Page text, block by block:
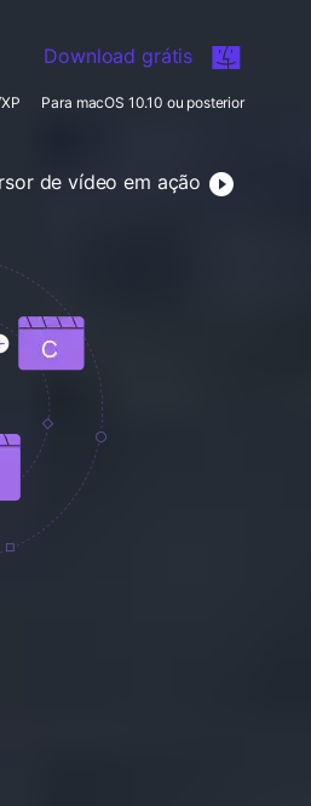
para aprender como usar o
dispositivos e GPUs
mais recentes.
Download grátis
Para macOS 10.10 ou posterior
de vídeo em ação